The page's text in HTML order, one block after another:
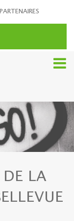
PARTENAIRES
LA